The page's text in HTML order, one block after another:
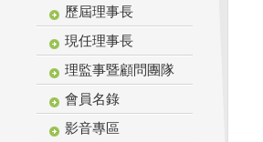
歷屆理事長
現任理事長
理監事暨顧問團隊
會員名錄
影音專區